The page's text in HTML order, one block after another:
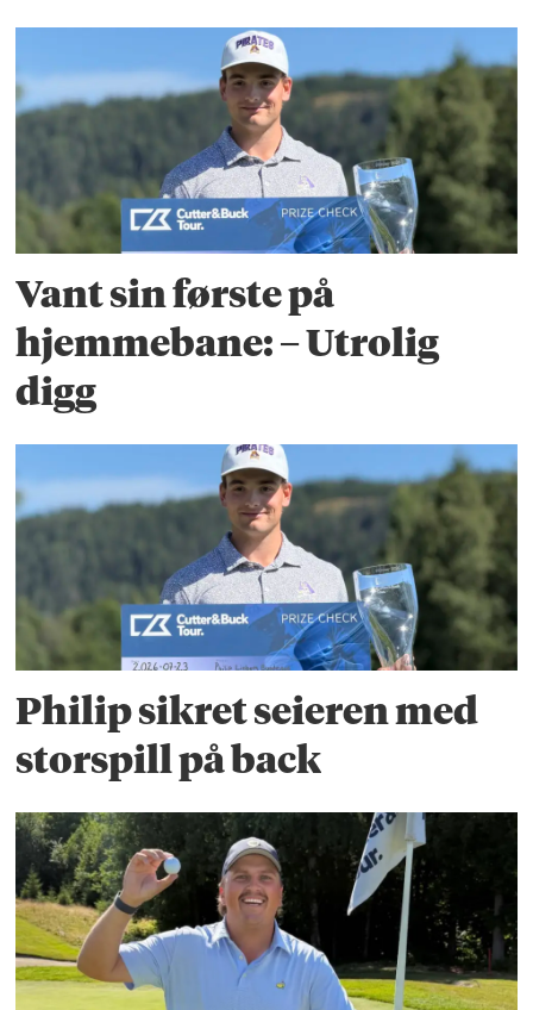
Vant sin første på
hjemmebane: – Utrolig
digg
Philip sikret seieren med
storspill på back